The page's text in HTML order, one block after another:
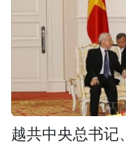
越共中央总书记